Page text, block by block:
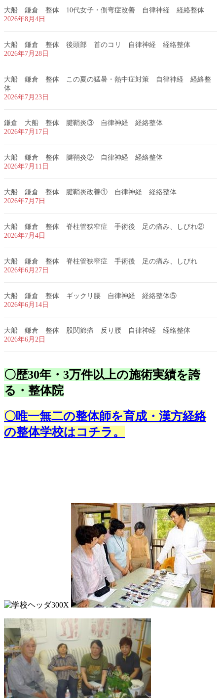
大船 鎌倉 整体 10代女子・側弯症改善 自律神経 経絡整体
2026年8月4日
大船 鎌倉 整体 後頭部 首のコリ 自律神経 経絡整体
2026年7月28日
大船 鎌倉 整体 この夏の猛暑・熱中症対策 自律神経 経絡整
体
2026年7月23日
鎌倉 大船 整体 腱鞘炎③ 自律神経 経絡整体
2026年7月17日
大船 鎌倉 整体 腱鞘炎② 自律神経 経絡整体
2026年7月11日
大船 鎌倉 整体 腱鞘炎改善① 自律神経 経絡整体
2026年7月7日
大船 鎌倉 整体 脊柱管狭窄症 手術後 足の痛み、しびれ②
2026年7月4日
大船 鎌倉 整体 脊柱管狭窄症 手術後 足の痛み、しびれ
2026年6月27日
大船 鎌倉 整体 ギックリ腰 自律神経 経絡整体⑤
2026年6月14日
大船 鎌倉 整体 股関節痛 反り腰 自律神経 経絡整体
2026年6月2日
〇歴30年・3万件以上の施術実績を誇
る・整体院
〇唯一無二の整体師を育成・漢方経絡
の整体学校はコチラ。